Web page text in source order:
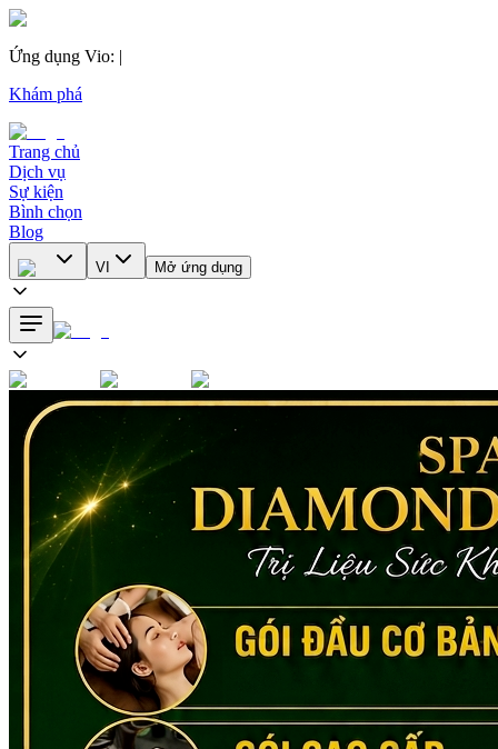
Ứng dụng Vio: |
Khám phá
Trang chủ
Dịch vụ
Sự kiện
Bình chọn
Blog
VI Mở ứng dụng